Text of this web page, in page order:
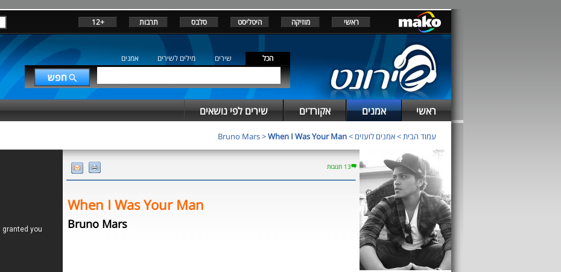
ראשי מוזיקה היטליסט סלבס תרבות +12
הכל שירים מילים לשירים אמנים
ראשי אמנים אקורדים שירים לפי נושאים
עמוד הבית>אמנים לועזים >
Bruno Mars>When I Was Your Man
13 תגובות
When I Was Your Man
Bruno Mars